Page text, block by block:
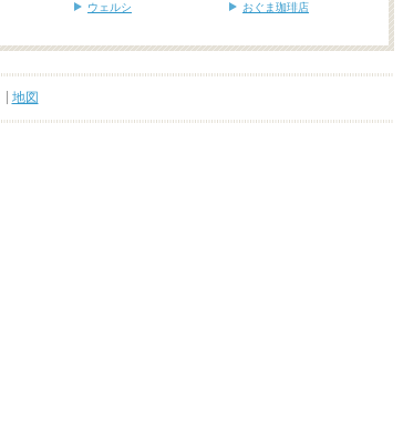
ウェルシ おぐま珈琲店
地図